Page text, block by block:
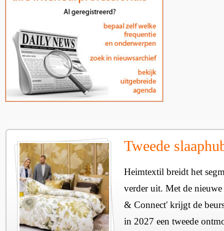
Tweede
Heimtextil breidt het
verder uit. Met de
& Connect' krijgt de
in 2027 een tweede